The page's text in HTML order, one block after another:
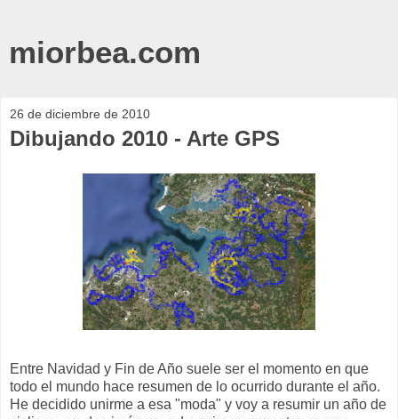
miorbea.com
26 de diciembre de 2010
Dibujando 2010 - Arte GPS
Entre Navidad y Fin de Año suele ser el momento en que
todo el mundo hace resumen de lo ocurrido durante el año.
He decidido unirme a esa "moda" y voy a resumir un año de